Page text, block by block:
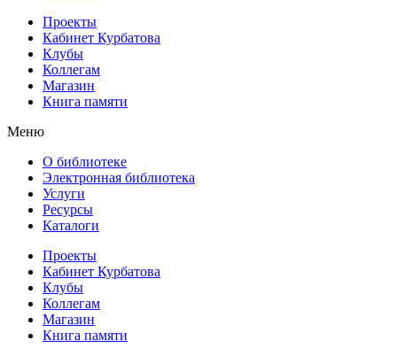
Проекты
Кабинет Курбатова
Клубы
Коллегам
Магазин
Книга памяти
Меню
О библиотеке
Электронная библиотека
Услуги
Ресурсы
Каталоги
Проекты
Кабинет Курбатова
Клубы
Коллегам
Магазин
Книга памяти